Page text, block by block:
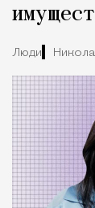
Люди